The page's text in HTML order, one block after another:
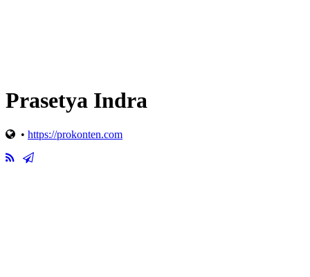
Prasetya Indra
• https://prokonten.com